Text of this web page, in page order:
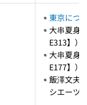
東京につ
大串夏身,
E313】）
大串夏身,
E177】）
飯澤文夫
シエーツ